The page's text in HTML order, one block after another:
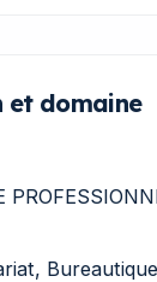
et domaine
Bureautique